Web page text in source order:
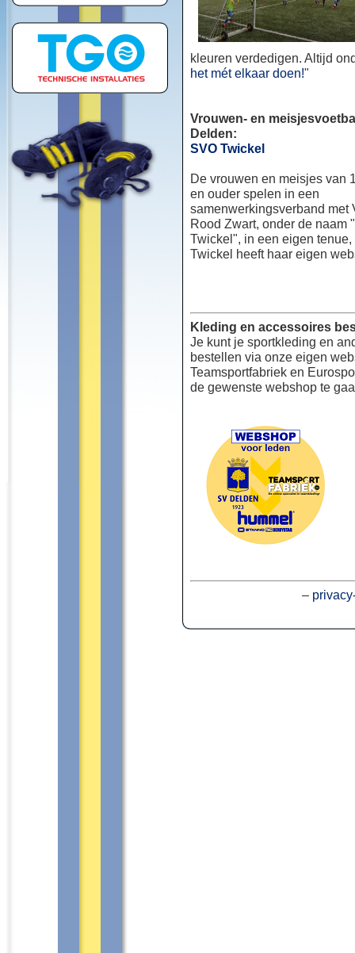
kleuren verdedigen. Altijd
het mét elkaar doen!"
Vrouwen- en
Delden:
SVO Twickel
De vrouwen en meisjes van
en ouder spelen in een
samenwerkingsverband met
Rood Zwart, onder de naam
Twickel", in een eigen
Twickel heeft haar eigen
Kleding en accessoires
Je kunt je sportkleding en
bestellen via onze eigen
Teamsportfabriek en
de gewenste webshop te
–